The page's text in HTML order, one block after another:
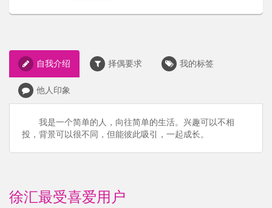
自我介绍 择偶要求 我的标签
他人印象
我是一个简单的人，向往简单的生活。兴趣可以不相
投，背景可以很不同，但能彼此吸引，一起成长。
徐汇最受喜爱用户